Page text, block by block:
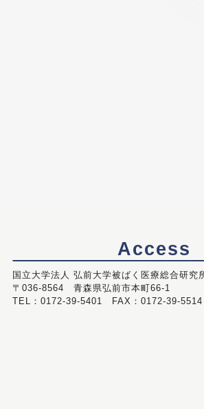
Access
国立大学法人 弘前大学被ばく医療総合研究
〒036-8564 青森県弘前市本町66-1
TEL：0172-39-5401 FAX：0172-39-5514